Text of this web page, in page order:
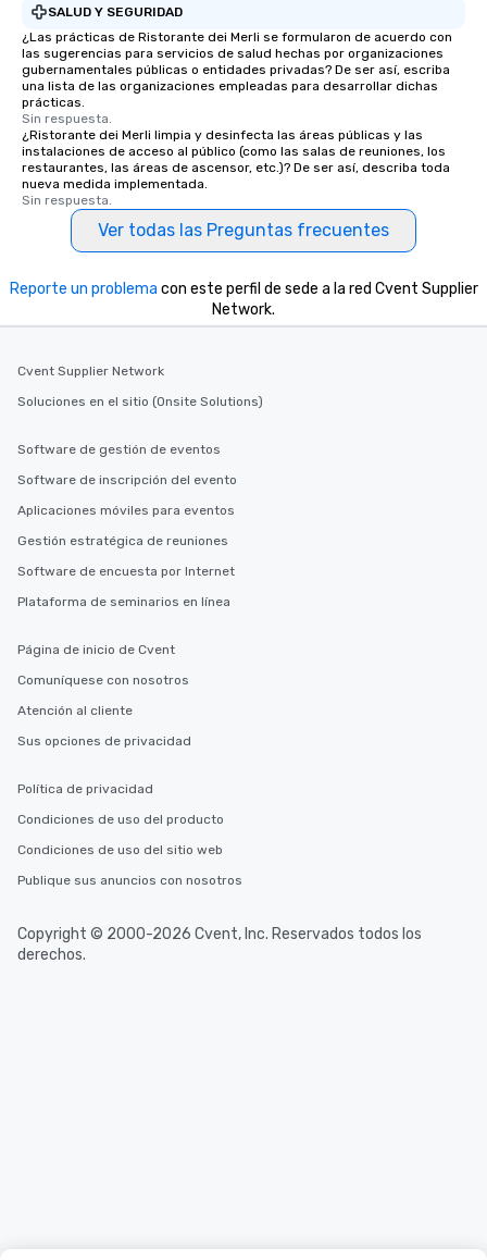
SALUD Y SEGURIDAD
¿Las prácticas de Ristorante dei Merli se formularon de acuerdo con
las sugerencias para servicios de salud hechas por organizaciones
gubernamentales públicas o entidades privadas? De ser así, escriba
una lista de las organizaciones empleadas para desarrollar dichas
prácticas.
Sin respuesta.
¿Ristorante dei Merli limpia y desinfecta las áreas públicas y las
instalaciones de acceso al público (como las salas de reuniones, los
restaurantes, las áreas de ascensor, etc.)? De ser así, describa toda
nueva medida implementada.
Sin respuesta.
Ver todas las Preguntas frecuentes
Reporte un problema con este perfil de sede a la red Cvent Supplier
Network.
Cvent Supplier Network
Soluciones en el sitio (Onsite Solutions)
Software de gestión de eventos
Software de inscripción del evento
Aplicaciones móviles para eventos
Gestión estratégica de reuniones
Software de encuesta por Internet
Plataforma de seminarios en línea
Página de inicio de Cvent
Comuníquese con nosotros
Atención al cliente
Sus opciones de privacidad
Política de privacidad
Condiciones de uso del producto
Condiciones de uso del sitio web
Publique sus anuncios con nosotros
Copyright © 2000-2026 Cvent, Inc. Reservados todos los
derechos.